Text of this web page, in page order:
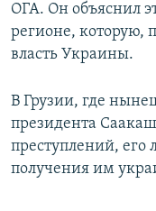
ОГА. Он объяснил
регионе, которую,
власть Украины.
В Грузии, где
президента
преступлений, его
получения им